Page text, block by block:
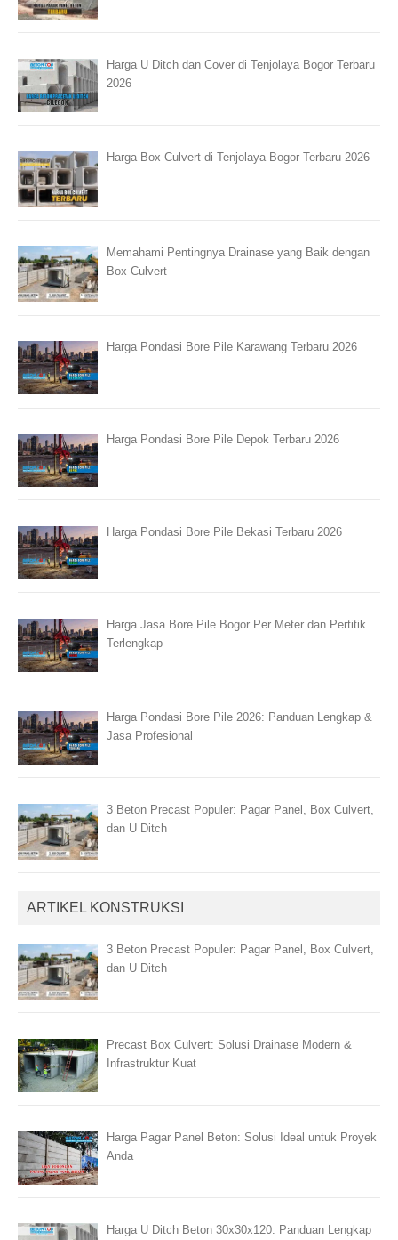
Harga U Ditch dan Cover di Tenjolaya Bogor Terbaru
2026
Harga Box Culvert di Tenjolaya Bogor Terbaru 2026
Memahami Pentingnya Drainase yang Baik dengan
Box Culvert
Harga Pondasi Bore Pile Karawang Terbaru 2026
Harga Pondasi Bore Pile Depok Terbaru 2026
Harga Pondasi Bore Pile Bekasi Terbaru 2026
Harga Jasa Bore Pile Bogor Per Meter dan Pertitik
Terlengkap
Harga Pondasi Bore Pile 2026: Panduan Lengkap &
Jasa Profesional
3 Beton Precast Populer: Pagar Panel, Box Culvert,
dan U Ditch
ARTIKEL KONSTRUKSI
3 Beton Precast Populer: Pagar Panel, Box Culvert,
dan U Ditch
Precast Box Culvert: Solusi Drainase Modern &
Infrastruktur Kuat
Harga Pagar Panel Beton: Solusi Ideal untuk Proyek
Anda
Harga U Ditch Beton 30x30x120: Panduan Lengkap